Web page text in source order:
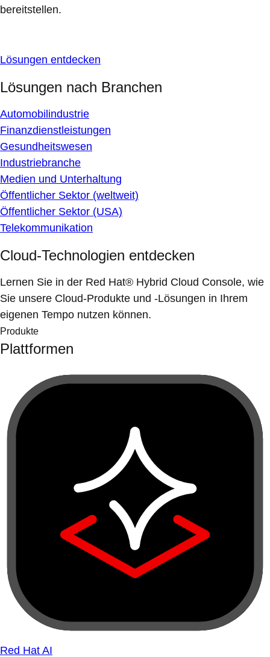
bereitstellen.
Lösungen entdecken
Lösungen nach Branchen
Automobilindustrie
Finanzdienstleistungen
Gesundheitswesen
Industriebranche
Medien und Unterhaltung
Öffentlicher Sektor (weltweit)
Öffentlicher Sektor (USA)
Telekommunikation
Cloud-Technologien entdecken
Lernen Sie in der Red Hat® Hybrid Cloud Console, wie
Sie unsere Cloud-Produkte und -Lösungen in Ihrem
eigenen Tempo nutzen können.
Produkte
Plattformen
Red Hat AI